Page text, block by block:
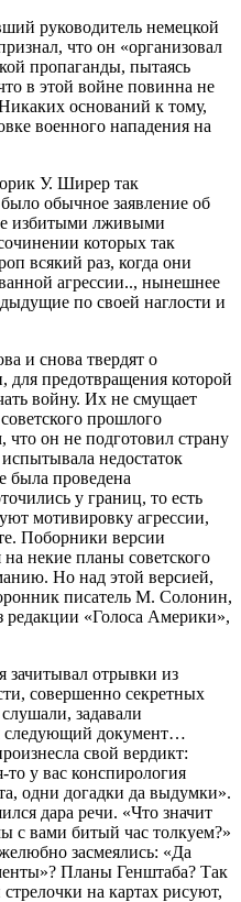
руководитель немецкой
что он «организовал
пропаганды, пытаясь
в этой войне повинна не
оснований к тому,
военного нападения на
У. Ширер так
обычное заявление об
избитыми лживыми
которых так
всякий раз, когда они
агрессии.., нынешнее
по своей наглости и
и снова твердят о
для предотвращения которой
войну. Их не смущает
прошлого
что он не подготовил страну
недостаток
была проведена
у границ, то есть
мотивировку агрессии,
Поборники версии
некие планы советского
Но над этой версией,
писатель М. Солонин,
редакции «Голоса Америки»,
отрывки из
совершенно секретных
задавали
следующий документ…
свой вердикт:
у вас конспирология
одни догадки да выдумки».
дара речи. «Что значит
с вами битый час толкуем?»
засмеялись: «Да
Планы Генштаба? Так
на картах рисуют,